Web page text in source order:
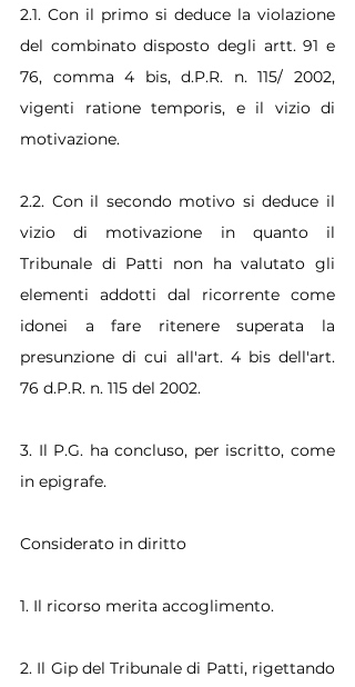
2.1. Con il primo si deduce la violazione
del combinato disposto degli artt. 91 e
76, comma 4 bis, d.P.R. n. 115/ 2002,
vigenti ratione temporis, e il vizio di
motivazione.
2.2. Con il secondo motivo si deduce il
vizio di motivazione in quanto il
Tribunale di Patti non ha valutato gli
elementi addotti dal ricorrente come
idonei a fare ritenere superata la
presunzione di cui all'art. 4 bis dell'art.
76 d.P.R. n. 115 del 2002.
3. Il P.G. ha concluso, per iscritto, come
in epigrafe.
Considerato in diritto
1. Il ricorso merita accoglimento.
2. Il Gip del Tribunale di Patti, rigettando